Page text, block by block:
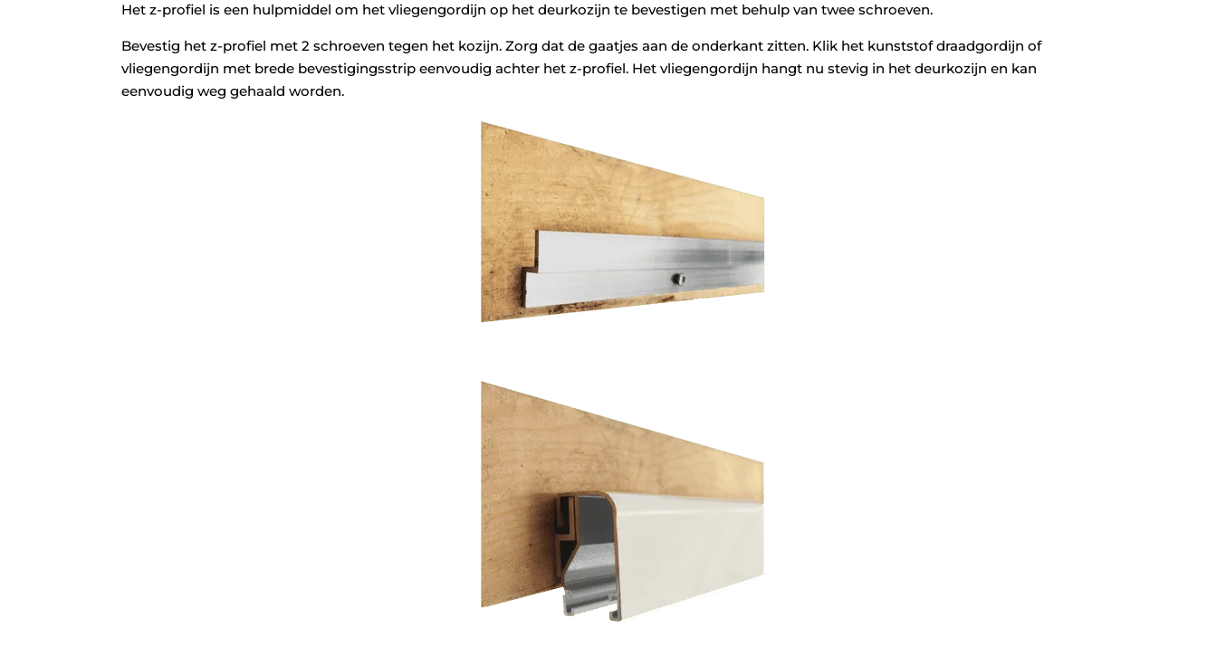
Het z-profiel is een hulpmiddel om het vliegengordijn op het deurkozijn te bevestigen met behulp van twee schroeven.
Bevestig het z-profiel met 2 schroeven tegen het kozijn. Zorg dat de gaatjes aan de onderkant zitten. Klik het kunststof draadgordijn of
vliegengordijn met brede bevestigingsstrip eenvoudig achter het z-profiel. Het vliegengordijn hangt nu stevig in het deurkozijn en kan
eenvoudig weg gehaald worden.